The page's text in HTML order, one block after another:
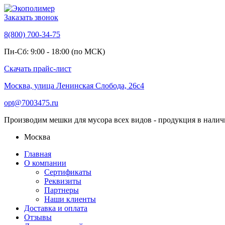
Заказать звонок
8(800) 700-34-75
Пн-Сб: 9:00 - 18:00 (по МСК)
Скачать прайс-лист
Москва, улица Ленинская Слобода, 26с4
opt@7003475.ru
Производим мешки для мусора всех видов - продукция в
Москва
Главная
О компании
Сертификаты
Реквизиты
Партнеры
Наши клиенты
Доставка и оплата
Отзывы